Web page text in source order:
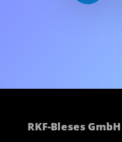
RKF-Bleses GmbH
Videos
Datenschutzerklärung
von